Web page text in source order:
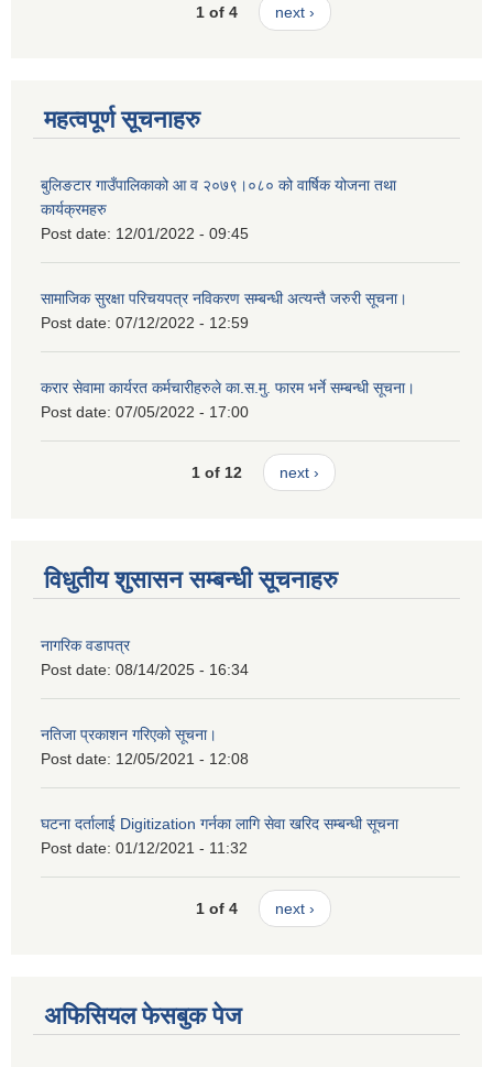
1 of 4 next ›
महत्वपूर्ण सूचनाहरु
बुलिङटार गाउँपालिकाको आ व २०७९।०८० को वार्षिक योजना तथा
कार्यक्रमहरु
Post date: 12/01/2022 - 09:45
सामाजिक सुरक्षा परिचयपत्र नविकरण सम्बन्धी अत्यन्तै जरुरी सूचना।
Post date: 07/12/2022 - 12:59
करार सेवामा कार्यरत कर्मचारीहरुले का.स.मु. फारम भर्ने सम्बन्धी सूचना।
Post date: 07/05/2022 - 17:00
1 of 12 next ›
विधुतीय शुसासन सम्बन्धी सूचनाहरु
नागरिक वडापत्र
Post date: 08/14/2025 - 16:34
नतिजा प्रकाशन गरिएको सूचना।
Post date: 12/05/2021 - 12:08
घटना दर्तालाई Digitization गर्नका लागि सेवा खरिद सम्बन्धी सूचना
Post date: 01/12/2021 - 11:32
1 of 4 next ›
अफिसियल फेसबुक पेज